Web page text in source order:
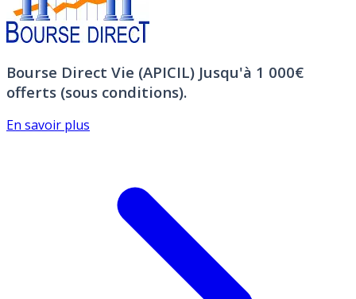
Bourse Direct Vie (APICIL) Jusqu'à 1 000€
offerts (sous conditions).
En savoir plus